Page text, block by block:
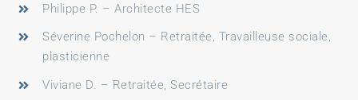
Philippe P. – Architecte HES
Séverine Pochelon – Retraitée, Travailleuse sociale,
plasticienne
Viviane D. – Retraitée, Secrétaire